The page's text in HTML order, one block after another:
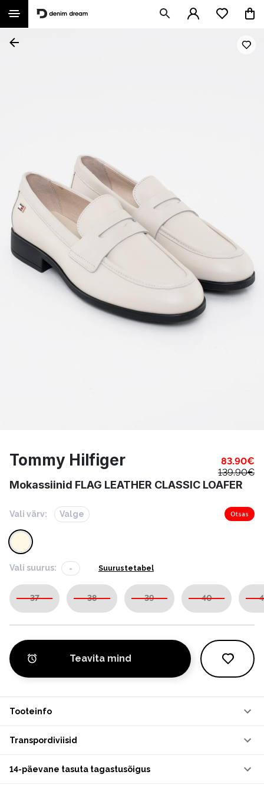
Tommy Hilfiger 83.90€
139.90€
Mokassiinid FLAG LEATHER CLASSIC LOAFER
Vali värv: Valge Otsas
Vali suurus: - Suurustetabel
37 38 39 40
Teavita mind
Tooteinfo
Transpordiviisid
14-päevane tasuta tagastusõigus